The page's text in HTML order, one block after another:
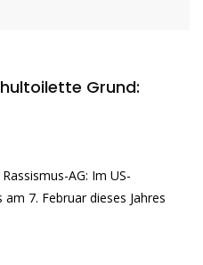
Grund:
AG: Im US-
7. Februar dieses Jahres